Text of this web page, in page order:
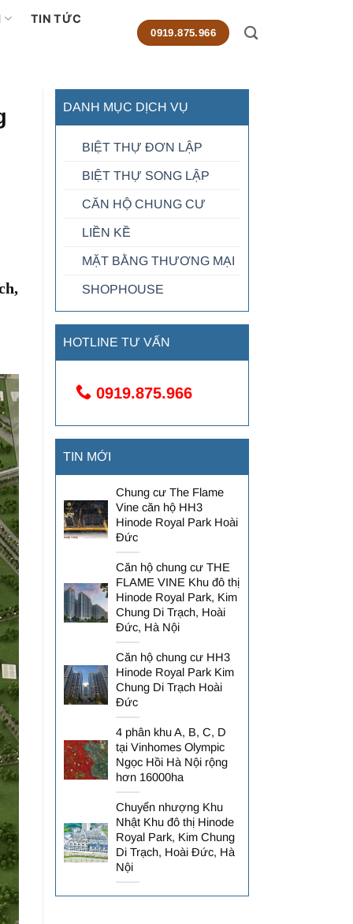
TIN TỨC
0919.875.966
DANH MỤC DỊCH VỤ
BIỆT THỰ ĐƠN LẬP
BIỆT THỰ SONG LẬP
CĂN HỘ CHUNG CƯ
LIỀN KỀ
MẶT BẰNG THƯƠNG MẠI
SHOPHOUSE
HOTLINE TƯ VẤN
0919.875.966
TIN MỚI
Chung cư The Flame
Vine căn hộ HH3
Hinode Royal Park Hoài
Đức
Căn hộ chung cư THE
FLAME VINE Khu đô thị
Hinode Royal Park, Kim
Chung Di Trạch, Hoài
Đức, Hà Nội
Căn hộ chung cư HH3
Hinode Royal Park Kim
Chung Di Trạch Hoài
Đức
4 phân khu A, B, C, D
tại Vinhomes Olympic
Ngọc Hồi Hà Nội rộng
hơn 16000ha
Chuyển nhượng Khu
Nhật Khu đô thị Hinode
Royal Park, Kim Chung
Di Trạch, Hoài Đức, Hà
Nội